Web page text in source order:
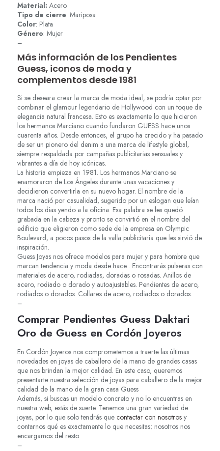
Material: Acero
Tipo de cierre: Mariposa
Color: Plata
Género: Mujer
–
Más información de los Pendientes
Guess, iconos de moda y
complementos desde 1981
Si se deseara crear la marca de moda ideal, se podría optar por
combinar el glamour legendario de Hollywood con un toque de
elegancia natural francesa. Esto es exactamente lo que hicieron
los hermanos Marciano cuando fundaron GUESS hace unos
cuarenta años. Desde entonces, el grupo ha crecido y ha pasado
de ser un pionero del denim a una marca de lifestyle global,
siempre respaldada por campañas publicitarias sensuales y
vibrantes a día de hoy icónicas.
La historia empieza en 1981. Los hermanos Marciano se
enamoraron de Los Ángeles durante unas vacaciones y
decidieron convertirla en su nuevo hogar. El nombre de la
marca nació por casualidad, sugerido por un eslogan que leían
todos los días yendo a la oficina. Esa palabra se les quedó
grabada en la cabeza y pronto se convirtió en el nombre del
edificio que eligieron como sede de la empresa en Olympic
Boulevard, a pocos pasos de la valla publicitaria que les sirvió de
inspiración.
Guess Joyas nos ofrece modelos para mujer y para hombre que
marcan tendencia y moda desde hace . Encontrarás pulseras con
materiales de acero, rodiadas, doradas o rosadas. Anillos de
acero, rodiado o dorado y autoajustables. Pendientes de acero,
rodiados o dorados. Collares de acero, rodiados o dorados.
–
Comprar Pendientes Guess Daktari
Oro de Guess en Cordón Joyeros
En Cordón Joyeros nos comprometemos a traerte las últimas
novedades en joyas de caballero de la mano de grandes casas
que nos brindan la mejor calidad. En este caso, queremos
presentarte nuestra selección de joyas para caballero de la mejor
calidad de la mano de la gran casa Guess
Además, si buscas un modelo concreto y no lo encuentras en
nuestra web, estás de suerte. Tenemos una gran variedad de
joyas, por lo que solo tendrás que contactar con nosotros y
contarnos qué es exactamente lo que necesitas; nosotros nos
encargamos del resto.
–